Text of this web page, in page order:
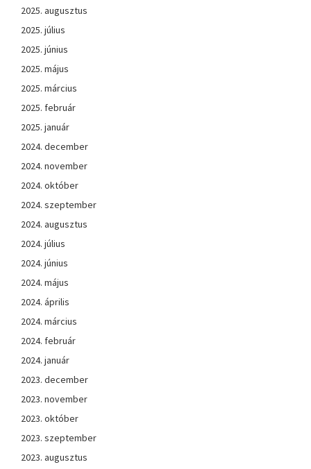
2025. augusztus
2025. július
2025. június
2025. május
2025. március
2025. február
2025. január
2024. december
2024. november
2024. október
2024. szeptember
2024. augusztus
2024. július
2024. június
2024. május
2024. április
2024. március
2024. február
2024. január
2023. december
2023. november
2023. október
2023. szeptember
2023. augusztus